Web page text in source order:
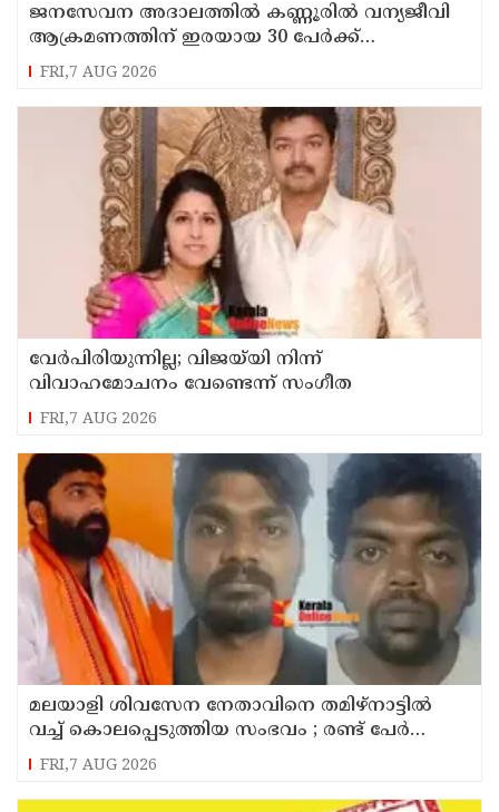
ജനസേവന അദാലത്തിൽ കണ്ണൂരിൽ വന്യജീവി
ആക്രമണത്തിന് ഇരയായ 30 പേർക്ക്
സഹായധനം അനുവദിച്ചു
FRI,7 AUG 2026
വേർപിരിയുന്നില്ല; വിജയ്‍യി നിന്ന്
വിവാഹമോചനം വേണ്ടെന്ന് സംഗീത
FRI,7 AUG 2026
മലയാളി ശിവസേന നേതാവിനെ തമിഴ്നാട്ടിൽ
വച്ച് കൊലപ്പെടുത്തിയ സംഭവം ; രണ്ട് പേർ
പിടിയിൽ
FRI,7 AUG 2026